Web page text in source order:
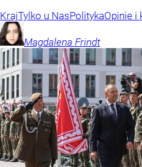
KrajTylko u NasPolitykaOpinie i
Magdalena Frindt